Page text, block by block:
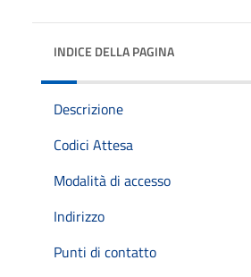
INDICE DELLA PAGINA
Descrizione
Codici Attesa
Modalità di accesso
Indirizzo
Punti di contatto